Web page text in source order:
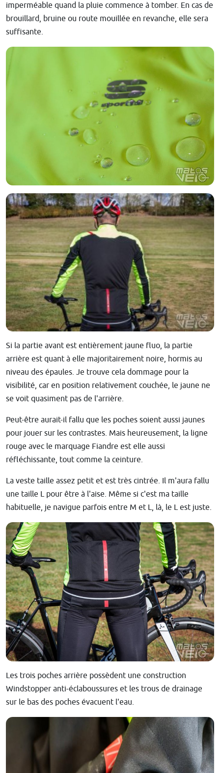
imperméable quand la pluie commence à tomber. En cas de
brouillard, bruine ou route mouillée en revanche, elle sera
suffisante.
Si la partie avant est entièrement jaune fluo, la partie
arrière est quant à elle majoritairement noire, hormis au
niveau des épaules. Je trouve cela dommage pour la
visibilité, car en position relativement couchée, le jaune ne
se voit quasiment pas de l'arrière.
Peut-être aurait-il fallu que les poches soient aussi jaunes
pour jouer sur les contrastes. Mais heureusement, la ligne
rouge avec le marquage Fiandre est elle aussi
réfléchissante, tout comme la ceinture.
La veste taille assez petit et est très cintrée. Il m'aura fallu
une taille L pour être à l'aise. Même si c'est ma taille
habituelle, je navigue parfois entre M et L, là, le L est juste.
Les trois poches arrière possèdent une construction
Windstopper anti-éclaboussures et les trous de drainage
sur le bas des poches évacuent l'eau.